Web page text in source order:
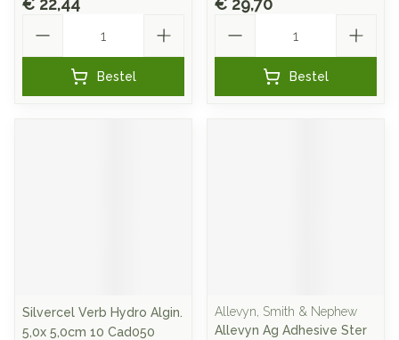
€ 22,44
Bestel
€ 29,70
Bestel
Silvercel Verb Hydro Algin.
5,0x 5,0cm 10 Cad050
Allevyn, Smith & Nephew
Allevyn Ag Adhesive Ster